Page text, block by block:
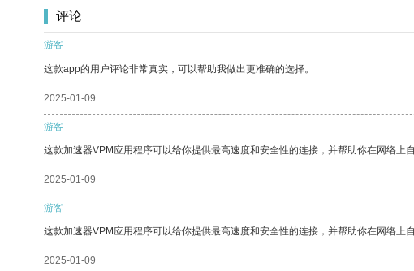
评论
游客
这款app的用户评论非常真实，可以帮助我做出更准确的选择。
2025-01-09
游客
这款加速器VPM应用程序可以给你提供最高速度和安全性的连接，并帮助你在网络上自
2025-01-09
游客
这款加速器VPM应用程序可以给你提供最高速度和安全性的连接，并帮助你在网络上自
2025-01-09